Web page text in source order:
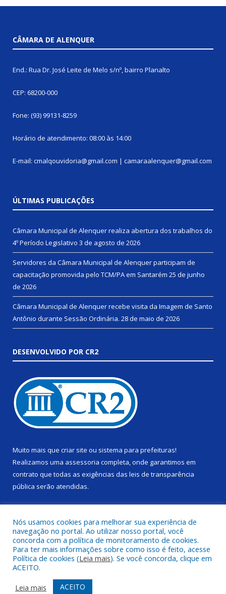
CÂMARA DE ALENQUER
End.: Rua Dr. José Leite de Melo s/nº, bairro Planalto
CEP: 68200-000
Fone: (93) 99131-8259
Horário de atendimento: 08:00 às 14:00
E-mail: cmalqouvidoria@gmail.com | camaraalenquer@gmail.com
ÚLTIMAS PUBLICAÇÕES
Câmara Municipal de Alenquer realiza abertura dos trabalhos do
4º Período Legislativo 3 de agosto de 2026
Servidores da Câmara Municipal de Alenquer participam de
capacitação promovida pelo TCM/PA em Santarém 25 de junho
de 2026
Câmara Municipal de Alenquer recebe visita da Imagem de Santo
Antônio durante Sessão Ordinária. 28 de maio de 2026
DESENVOLVIDO POR CR2
Muito mais que criar site ou sistema para prefeituras!
Realizamos uma assessoria completa, onde garantimos em
contrato que todas as exigências das leis de transparência
pública serão atendidas.
Todos os direitos reservados a Câmara Municipal de Alenquer.
Mapa do Site
Acessar Área Administrativa
Nós usamos cookies para melhorar sua experiência de
navegação no portal. Ao utilizar nosso portal, você
concorda com a política de monitoramento de cookies.
Para ter mais informações sobre como isso é feito, acesse
Política de cookies (Leia mais). Se você concorda, clique em
ACEITO.
Leia mais
ACEITO